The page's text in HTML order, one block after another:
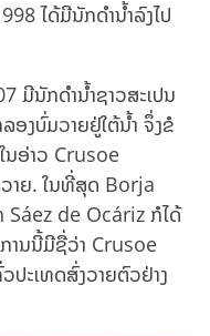
ໄດ້ມີນັກດຳນ້ຳລົງໄປ
ມີນັກດຳນ້ຳຊາວສະເປນ
ງບົ່ມວາຍຢູ່ໃຕ້ນ້ຳ ຈຶ່ງຂໍ
ນອ່າວ Crusoe
າຍ. ໃນທີ່ສຸດ Borja
Sáez de Ocáriz ກໍໄດ້
ການນີ້ມີຊື່ວ່າ Crusoe
ະເທດສົ່ງວາຍຕົວຢ່າງ